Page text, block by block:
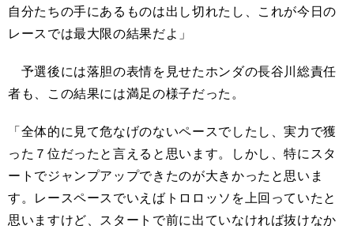
自分たちの手にあるものは出し切れたし、これが今日の
レースでは最大限の結果だよ」
予選後には落胆の表情を見せたホンダの長谷川総責任
者も、この結果には満足の様子だった。
「全体的に見て危なげのないペースでしたし、実力で獲
った７位だったと言えると思います。しかし、特にスタ
ートでジャンプアップできたのが大きかったと思いま
す。レースペースでいえばトロロッソを上回っていたと
思いますけど、スタートで前に出ていなければ抜けなか